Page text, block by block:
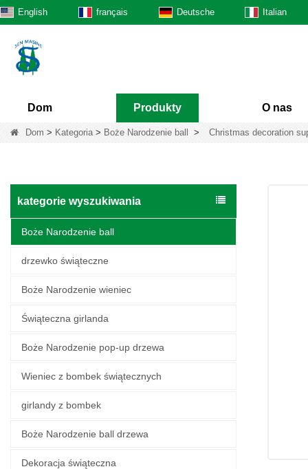
English français Deutsche Italian
Dom Produkty O nas
Dom > Kategoria> Boże Narodzenie ball > Christmas decoration
kategorie wyszukiwania
Boże Narodzenie ball
drzewko świąteczne
Boże Narodzenie wieniec
Świąteczna girlanda
Boże Narodzenie pop-up drzewa
Wieniec z bombek świątecznych
girlandy z bombek
Boże Narodzenie ball drzewa
Dekoracja świąteczna